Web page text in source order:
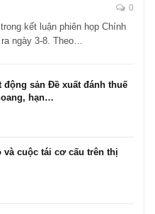
0
kết luận phiên họp Chính
ngày 3-8. Theo…
động sản Đề xuất đánh thuế
hạn…
và cuộc tái cơ cấu trên thị